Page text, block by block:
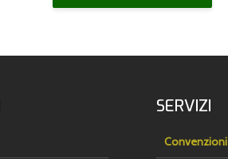
SERVIZI
Convenzioni